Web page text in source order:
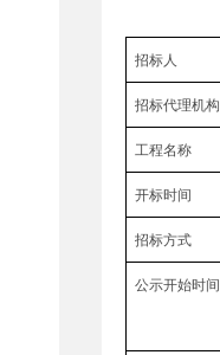
招标人
招标代理机构
工程名称
开标时间
招标方式
公示开始时间